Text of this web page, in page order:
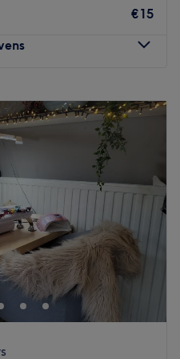
€15
09:00–18:00
Gesloten
–18:00
09:00–18:00
09:00–18:00
Gesloten
genieten van een
Eigenares Saliha heeft
en laat jou daar
je verwennen met een van
met een mooi
bij dit salon betekent een